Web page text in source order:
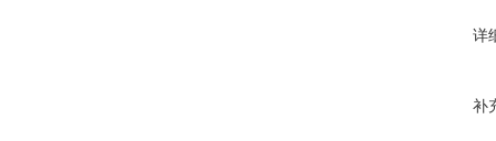
详
补